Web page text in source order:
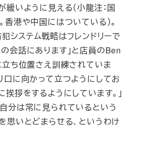
緩いように見える（小龍注：国
香港や中国にはついている）。
システム戦略はフレンドリーで
会話にあります」と店員のBen
立ち位置さえ訓練されていま
口に向かって立つようにしてお
挨拶をするようにしています。」
分は常に見られているという
思いとどまらせる、というわけ